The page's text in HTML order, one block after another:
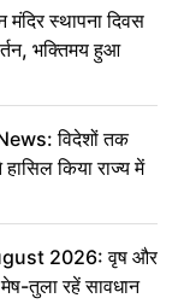
स्थापना दिवस
भक्तिमय हुआ
विदेशों तक
किया राज्य में
2026: वृष और
तुला रहें सावधान